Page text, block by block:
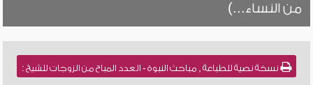
من النساء...)
نسخة نصية للطباعة , مباحث النبوة - العدد المباح من الزوجات للشيخ :